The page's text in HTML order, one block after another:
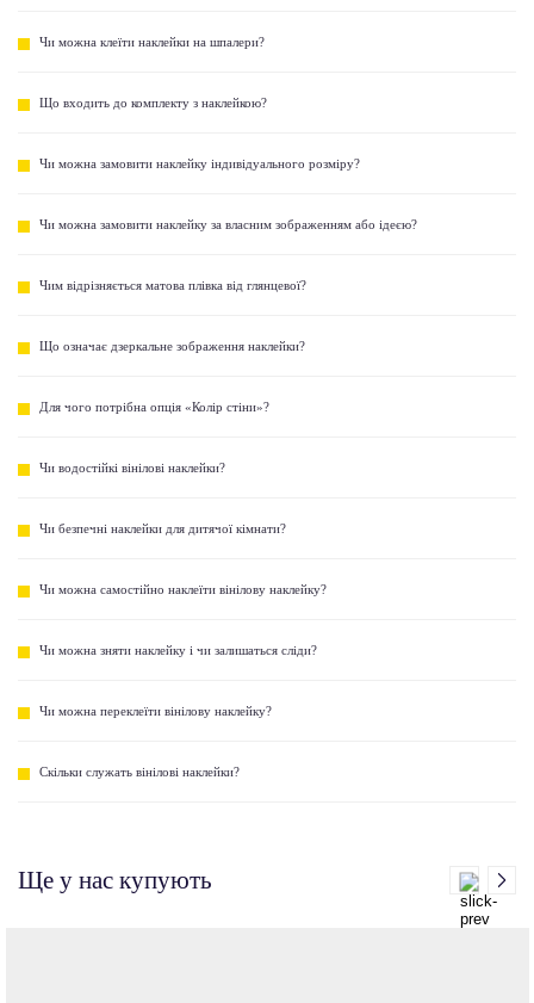
Чи можна клеїти наклейки на шпалери?
Що входить до комплекту з наклейкою?
Чи можна замовити наклейку індивідуального розміру?
Чи можна замовити наклейку за власним зображенням або ідеєю?
Чим відрізняється матова плівка від глянцевої?
Що означає дзеркальне зображення наклейки?
Для чого потрібна опція «Колір стіни»?
Чи водостійкі вінілові наклейки?
Чи безпечні наклейки для дитячої кімнати?
Чи можна самостійно наклеїти вінілову наклейку?
Чи можна зняти наклейку і чи залишаться сліди?
Чи можна переклеїти вінілову наклейку?
Скільки служать вінілові наклейки?
Ще у нас купують